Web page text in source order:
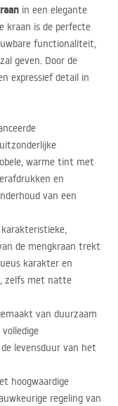
in een elegante
kraan is de perfecte
functionaliteit,
geven. Door de
expressief detail in
warme tint met
en
van een
karakteristieke,
de mengkraan trekt
karakter en
zelfs met natte
van duurzaam
levensduur van het
hoogwaardige
regeling van